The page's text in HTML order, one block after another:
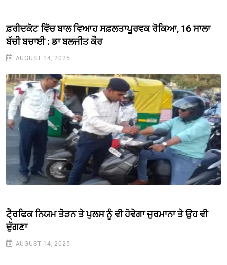
ਫ਼ਰੀਦਕੋਟ ਵਿੱਚ ਬਾਲ ਵਿਆਹ ਸਫ਼ਲਤਾਪੂਰਵਕ ਰੋਕਿਆ, 16 ਸਾਲਾ
ਬੱਚੀ ਬਚਾਈ : ਡਾ ਬਲਜੀਤ ਕੌਰ
AUGUST 14, 2025
ਟੈ੍ਰਫਿਕ ਨਿਯਮ ਤੋੋੜਨ ਤੇ ਪੁਲਸ ਨੂੰ ਵੀ ਹੋਵੇਗਾ ਜੁਰਮਾਨਾ ਤੇ ਉਹ ਵੀ
ਦੁੱਗਣਾ
AUGUST 14, 2025